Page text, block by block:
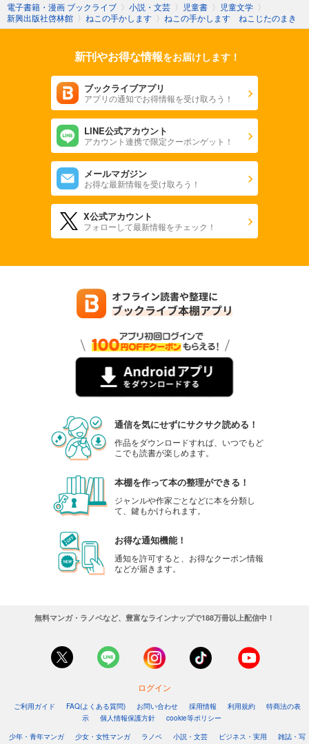
電子書籍・漫画 ブックライブ 〉 小説・文芸 〉 児童書 〉 児童文学 〉
新興出版社啓林館 〉 ねこの手かします 〉 ねこの手かします ねこじたのまき
新刊やお得な情報をお届けします！
ブックライブアプリ
アプリの通知でお得情報を受け取ろう！
LINE公式アカウント
アカウント連携で限定クーポンゲット！
メールマガジン
お得な最新情報を受け取ろう！
X公式アカウント
フォローして最新情報をチェック！
通信を気にせずにサクサク読める！
作品をダウンロードすれば、いつでもど
こでも読書が楽しめます。
本棚を作って本の整理ができる！
ジャンルや作家ごとなどに本を分類し
て、鍵もかけられます。
お得な通知機能！
通知を許可すると、お得なクーポン情報
などが届きます。
無料マンガ・ラノベなど、豊富なラインナップで188万冊以上配信中！
ログイン
ご利用ガイド FAQ(よくある質問) お問い合わせ 採用情報 利用規約
特商法の表
示
個人情報保護方針
cookie等ポリシー
少年・青年マンガ
少女・女性マンガ ラノベ 小説・文芸 ビジネス・実用
雑誌・写